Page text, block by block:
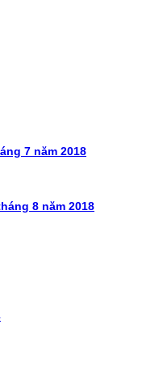
7 năm 2018
8 năm 2018